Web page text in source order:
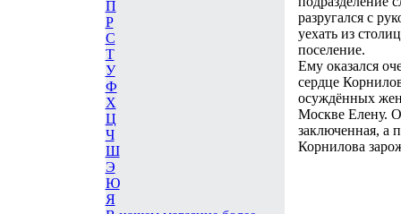
П
Р
С
Т
У
Ф
Х
Ц
Ч
Ш
Э
Ю
Я
разругался с
уехать из
поселение.
Ему оказался
сердце
осуждённых
Москве Елену.
заключенная, а
Корнилова